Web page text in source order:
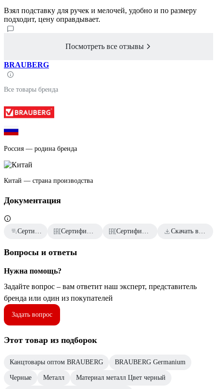
Взял подставку для ручек и мелочей, удобно и по размеру
подходит, цену оправдывает.
Посмотреть все отзывы
BRAUBERG
Все товары бренда
Россия — родина бренда
Китай — страна производства
Документация
Сертификат дилера Сертификаты соответствия Сертификаты соответствия Скачать всю документацию
Вопросы и ответы
Нужна помощь?
Задайте вопрос – вам ответит наш эксперт, представитель
бренда или один из покупателей
Задать вопрос
Этот товар из подборок
Канцтовары оптом BRAUBERG BRAUBERG Germanium
Черные Металл Материал металл Цвет черный